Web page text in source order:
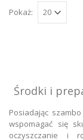
Pokaż:
Środki i
Posiadając
wspomagać się
oczyszczanie i